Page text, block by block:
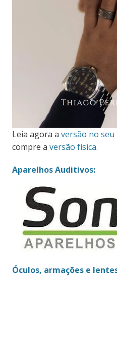
Leia agora a versão no seu
compre a versão física.
Aparelhos Auditivos:
Óculos, armações e